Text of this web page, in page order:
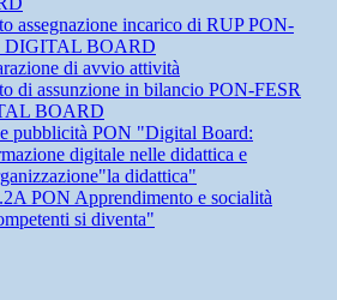
assegnazione incarico di RUP PON-
DIGITAL BOARD
di avvio attività
di assunzione in bilancio PON-FESR
BOARD
pubblicità PON "Digital Board:
digitale nelle didattica e
didattica"
PON Apprendimento e socialità
si diventa"